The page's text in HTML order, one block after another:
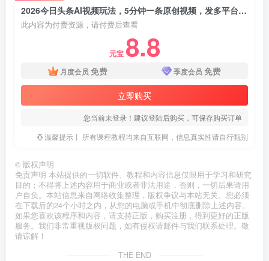
2026今日头条AI视频玩法，5分钟一条原创视频，发多平台赚收益
此内容为付费资源，请付费后查看
元宝 8.8
月度会员 免费 季度会员 免费
立即购买
您当前未登录！建议登陆后购买，可保存购买订单
温馨提示丨 所有课程教程均来自互联网，信息真实性请自行甄别
© 版权声明
免责声明 本站提供的一切软件、教程和内容信息仅限用于学习和研究
目的；不得将上述内容用于商业或者非法用途，否则，一切后果请用
户自负。本站信息来自网络收集整理，版权争议与本站无关。您必须
在下载后的24个小时之内，从您的电脑或手机中彻底删除上述内容。
如果您喜欢该程序和内容，请支持正版，购买注册，得到更好的正版
服务。我们非常重视版权问题，如有侵权请邮件与我们联系处理。敬
请谅解！
THE END